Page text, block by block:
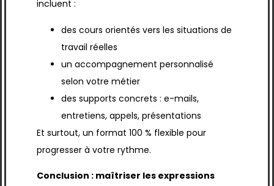
incluent :
des cours orientés vers les situations de
travail réelles
un accompagnement personnalisé
selon votre métier
des supports concrets : e-mails,
entretiens, appels, présentations
Et surtout, un format 100 % flexible pour
progresser à votre rythme.
Conclusion : maîtriser les expressions